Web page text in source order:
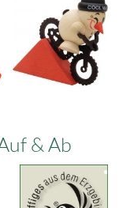
& Ab